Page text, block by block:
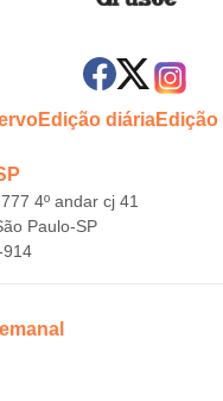
Edição diáriaEdição
4º andar cj 41
Paulo-SP
914